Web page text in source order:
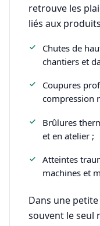
retrouve les
liés aux
Chutes de
chantiers et
Coupures
compression
Brûlures
et en atelier ;
Atteintes
machines et
Dans une
souvent le seul